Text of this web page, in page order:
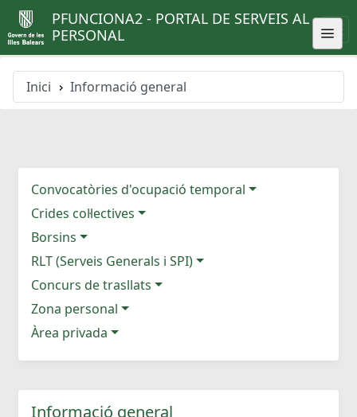
PFUNCIONA2 - PORTAL DE SERVEIS AL
PERSONAL
Inici Informació general
Convocatòries d'ocupació temporal
Crides col·lectives
Borsins
RLT (Serveis Generals i SPI)
Concurs de trasllats
Zona personal
Àrea privada
Informació general